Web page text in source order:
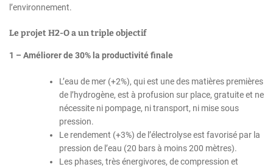
l’environnement.
Le projet H2-O a un triple objectif
1 – Améliorer de 30% la productivité finale
L’eau de mer (+2%), qui est une des matières premières
de l’hydrogène, est à profusion sur place, gratuite et ne
nécessite ni pompage, ni transport, ni mise sous
pression.
Le rendement (+3%) de l’électrolyse est favorisé par la
pression de l’eau (20 bars à moins 200 mètres).
Les phases, très énergivores, de compression et